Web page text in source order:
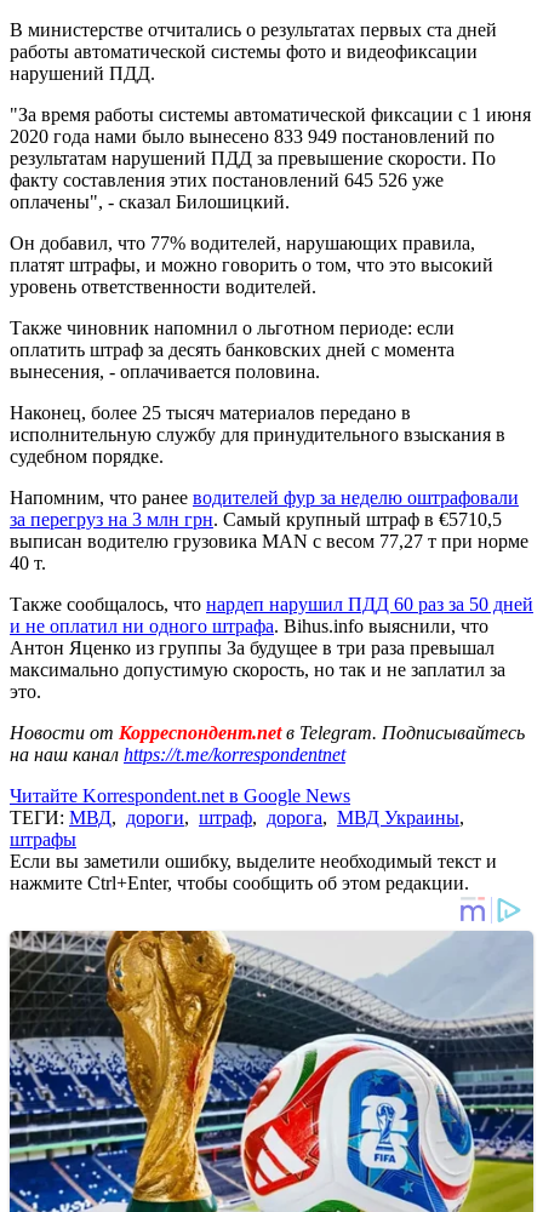
В министерстве отчитались о результатах первых ста дней
работы автоматической системы фото и видеофиксации
нарушений ПДД.
"За время работы системы автоматической фиксации с 1 июня
2020 года нами было вынесено 833 949 постановлений по
результатам нарушений ПДД за превышение скорости. По
факту составления этих постановлений 645 526 уже
оплачены", - сказал Билошицкий.
Он добавил, что 77% водителей, нарушающих правила,
платят штрафы, и можно говорить о том, что это высокий
уровень ответственности водителей.
Также чиновник напомнил о льготном периоде: если
оплатить штраф за десять банковских дней с момента
вынесения, - оплачивается половина.
Наконец, более 25 тысяч материалов передано в
исполнительную службу для принудительного взыскания в
судебном порядке.
Напомним, что ранее водителей фур за неделю оштрафовали
за перегруз на 3 млн грн. Самый крупный штраф в €5710,5
выписан водителю грузовика MAN с весом 77,27 т при норме
40 т.
Также сообщалось, что нардеп нарушил ПДД 60 раз за 50 дней
и не оплатил ни одного штрафа. Bihus.info выяснили, что
Антон Яценко из группы За будущее в три раза превышал
максимально допустимую скорость, но так и не заплатил за
это.
Новости от Корреспондент.netв Telegram. Подписывайтесь
на наш канал https://t.me/korrespondentnet
Читайте Korrespondent.net в Google News
ТЕГИ: МВД, дороги, штраф, дорога, МВД Украины,
штрафы
Если вы заметили ошибку, выделите необходимый текст и
нажмите Ctrl+Enter, чтобы сообщить об этом редакции.